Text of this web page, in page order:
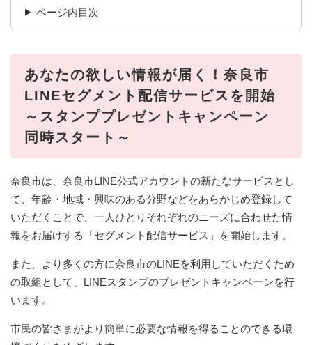
ページ内目次
あなたの欲しい情報が届く！奈良市
LINEセグメント配信サービスを開始
～スタンププレゼントキャンペーン
同時スタート～
奈良市は、奈良市LINE公式アカウントの新たなサービスとし
て、年齢・地域・興味のある分野などをあらかじめ登録して
いただくことで、一人ひとりそれぞれのニーズに合わせた情
報をお届けする「セグメント配信サービス」を開始します。
また、より多くの方に奈良市のLINEを利用していただくため
の取組として、LINEスタンプのプレゼントキャンペーンを行
います。
市民の皆さまがより簡単に必要な情報を得ることのできる環